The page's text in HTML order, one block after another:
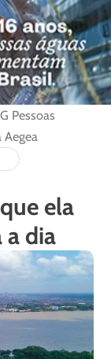
Pessoas
Aegea
ela
a dia